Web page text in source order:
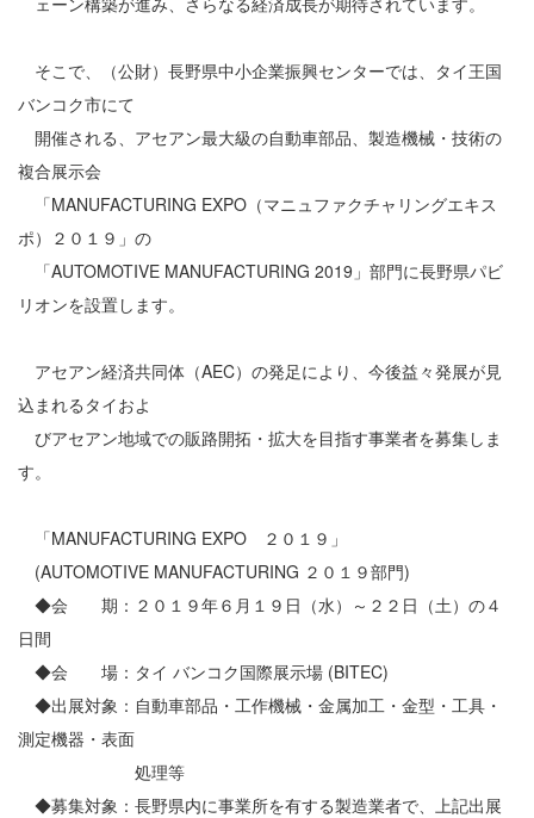
そこで、（公財）長野県中小企業振興センターでは、タイ王国
バンコク市にて
開催される、アセアン最大級の自動車部品、製造機械・技術の
複合展示会
「MANUFACTURING EXPO（マニュファクチャリングエキス
ポ）２０１９」の
「AUTOMOTIVE MANUFACTURING 2019」部門に長野県パビ
リオンを設置します。
アセアン経済共同体（AEC）の発足により、今後益々発展が見
込まれるタイおよ
びアセアン地域での販路開拓・拡大を目指す事業者を募集しま
す。
「MANUFACTURING EXPO ２０１９」
(AUTOMOTIVE MANUFACTURING ２０１９部門)
◆会 期：２０１９年６月１９日（水）～２２日（土）の４
日間
◆会 場：タイ バンコク国際展示場 (BITEC)
◆出展対象：自動車部品・工作機械・金属加工・金型・工具・
測定機器・表面
処理等
◆募集対象：長野県内に事業所を有する製造業者で、上記出展